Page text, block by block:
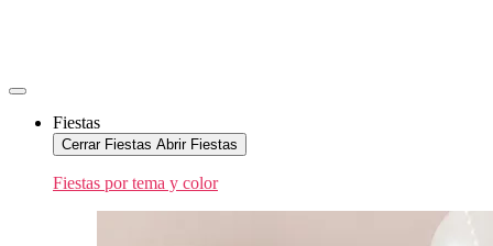
Fiestas
Cerrar Fiestas Abrir Fiestas
Fiestas por tema y color